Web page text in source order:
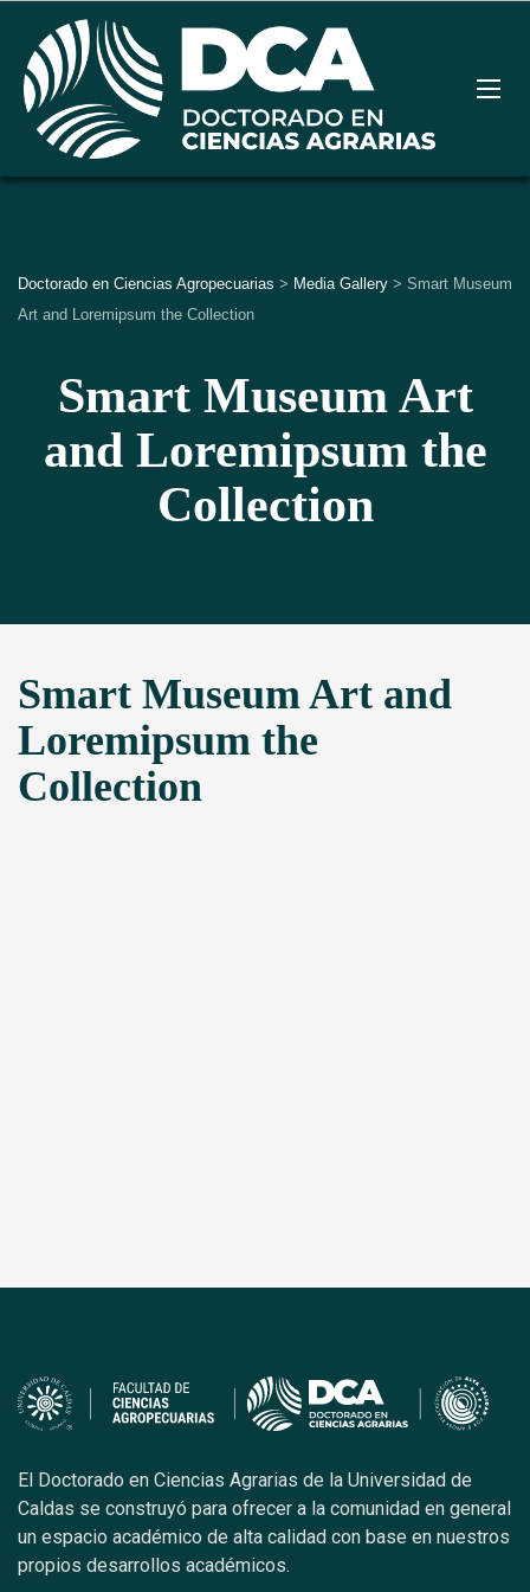
Doctorado en Ciencias Agropecuarias > Media Gallery > Smart Museum
Art and Loremipsum the Collection
Smart Museum Art
and Loremipsum the
Collection
Smart Museum Art and
Loremipsum the
Collection
El Doctorado en Ciencias Agrarias de la Universidad de
Caldas se construyó para ofrecer a la comunidad en general
un espacio académico de alta calidad con base en nuestros
propios desarrollos académicos.